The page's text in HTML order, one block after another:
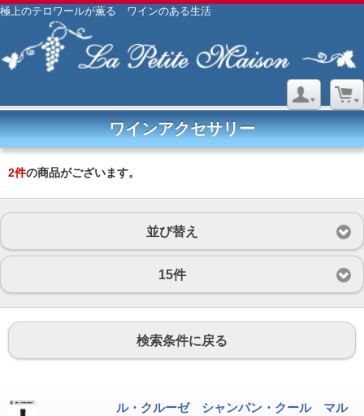
極上のテロワールが薫る ワインのある生活
ワインアクセサリー
2件の商品がございます。
並び替え
15件
検索条件に戻る
ル・クルーゼ シャンパン・クール マル